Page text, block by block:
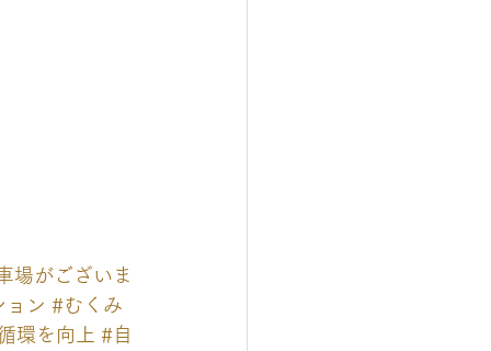
場がございま
ョン #むくみ
環を向上 #自